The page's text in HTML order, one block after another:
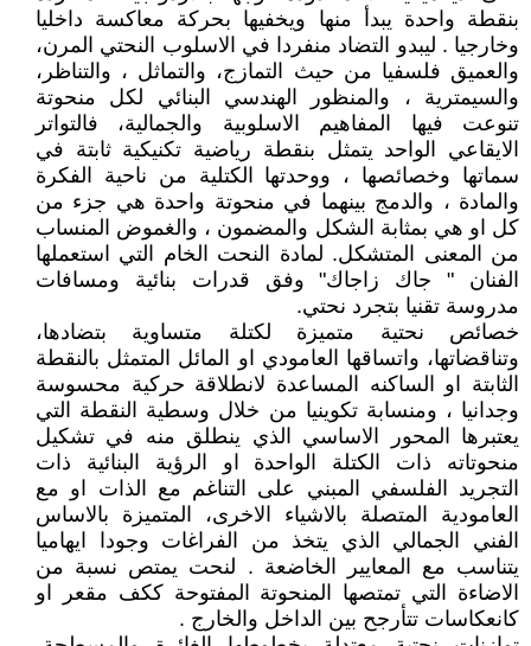
بنقطة واحدة يبدأ منها ويخفيها بحركة معاكسة داخليا
وخارجيا . ليبدو التضاد منفردا في الاسلوب النحتي المرن،
والعميق فلسفيا من حيث التمازج، والتماثل ، والتناظر،
والسيمترية ، والمنظور الهندسي البنائي لكل منحوتة
تنوعت فيها المفاهيم الاسلوبية والجمالية، فالتواتر
الايقاعي الواحد يتمثل بنقطة رياضية تكنيكية ثابتة في
سماتها وخصائصها ، ووحدتها الكتلية من ناحية الفكرة
والمادة ، والدمج بينهما في منحوتة واحدة هي جزء من
كل او هي بمثابة الشكل والمضمون ، والغموض المنساب
من المعنى المتشكل. لمادة النحت الخام التي استعملها
الفنان " جاك زاجاك" وفق قدرات بنائية ومسافات
مدروسة تقنيا بتجرد نحتي.
خصائص نحتية متميزة لكتلة متساوية بتضادها،
وتناقضاتها، واتساقها العامودي او المائل المتمثل بالنقطة
الثابتة او الساكنه المساعدة لانطلاقة حركية محسوسة
وجدانيا ، ومنسابة تكوينيا من خلال وسطية النقطة التي
يعتبرها المحور الاساسي الذي ينطلق منه في تشكيل
منحوتاته ذات الكتلة الواحدة او الرؤية البنائية ذات
التجريد الفلسفي المبني على التناغم مع الذات او مع
العامودية المتصلة بالاشياء الاخرى، المتميزة بالاساس
الفني الجمالي الذي يتخذ من الفراغات وجودا ايهاميا
يتناسب مع المعايير الخاضعة . لنحت يمتص نسبة من
الاضاءة التي تمتصها المنحوتة المفتوحة ككف مقعر او
كانعكاسات تتأرجح بين الداخل والخارج .